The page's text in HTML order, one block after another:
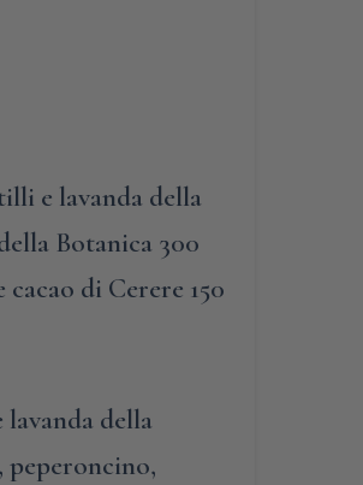
e lavanda della
Botanica 300
di Cerere 150
della
peperoncino,